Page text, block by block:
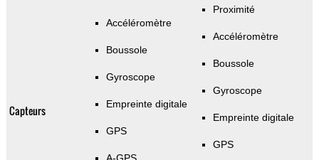
Capteurs
Accéléromètre
Boussole
Gyroscope
Empreinte digitale
GPS
Proximité
Accéléromètre
Boussole
Gyroscope
Empreinte digitale
GPS